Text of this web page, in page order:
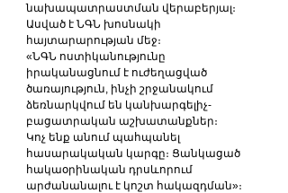
նախապատրաստման վերաբերյալ։
Ասված է ՆԳՆ խոսնակի
հայտարարության մեջ։
«ՆԳՆ ոստիկանությունը
իրականացնում է ուժեղացված
ծառայություն, ինչի շրջանակում
ձեռնարկվում են կանխարգելիչ-
բացատրական աշխատանքներ։
Կոչ ենք անում պահպանել
հասարակական կարգը։ Ցանկացած
հակաօրինական դրսևորում
արժանանալու է կոշտ հակազդման»։